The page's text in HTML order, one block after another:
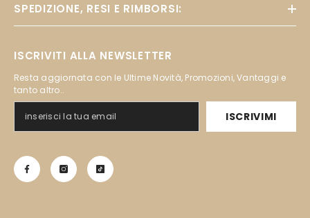
SPEDIZIONE, RESI E RIMBORSI:
ISCRIVITI ALLA NEWSLETTER
Resta aggiornata con le Ultime Novità, Promozioni, Vantaggi e
tanto altro..
ISCRIVIMI